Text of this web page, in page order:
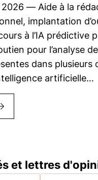
— Aide à la
implantation
à l’IA prédictive
pour l’analyse
dans plusieurs
artificielle…
et lettres